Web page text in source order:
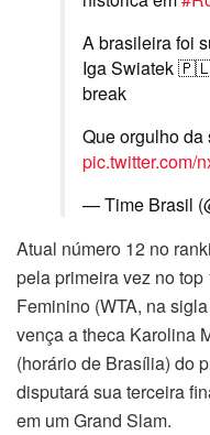
A brasileira foi
Iga Swiatek 🇵🇱
break
Que orgulho da
pic.twitter.com/
— Time Brasil
Atual número 12 no
pela primeira vez no
Feminino (WTA, na
vença a theca Karolina
(horário de Brasília) do
disputará sua terceira
em um Grand Slam.